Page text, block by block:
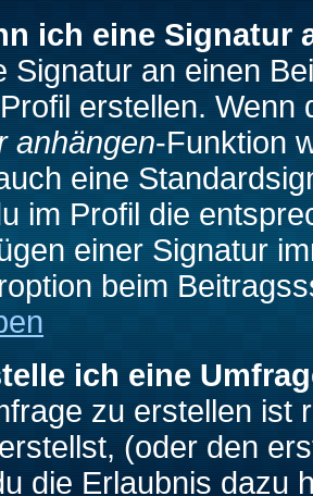
ich eine Signatur
Signatur an einen
erstellen.
anhängen-Funktion
eine
im Profil die
einer Signatur
beim
ich eine
zu erstellen ist
(oder den
die Erlaubnis dazu